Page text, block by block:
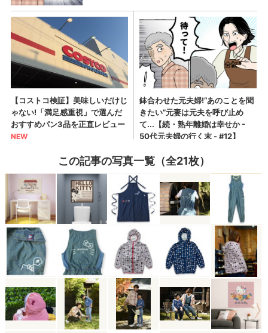
この記事の写真一覧（全21枚）